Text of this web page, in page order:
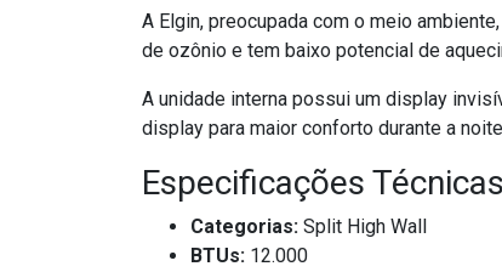
A Elgin, preocupada com o meio
de ozônio e tem baixo potencial de
A unidade interna possui um display
display para maior conforto durante a
Especificações Técnicas
Categorias: Split High Wall
BTUs: 12.000